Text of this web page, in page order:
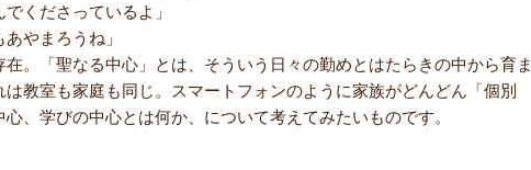
くださっているよ」
やまろうね」
。「聖なる中心」とは、そういう日々の勤めとはたらきの中から育ま
教室も家庭も同じ。スマートフォンのように家族がどんどん「個別
、学びの中心とは何か、について考えてみたいものです。